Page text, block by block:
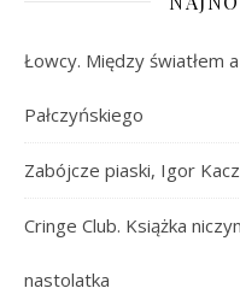
Łowcy. Między światłem
Pałczyńskiego
Zabójcze piaski, Igor
Cringe Club. Książka
nastolatka